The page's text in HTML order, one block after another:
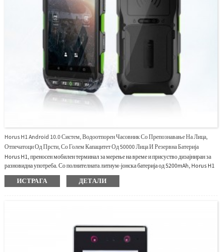
Horus H1 Android 10.0 Систем, Водоотпорен Часовник Со Препознавање На Лица,
Отпечатоци Од Прсти, Со Голем Капацитет Од 50000 Лица И Резервна Батерија
Horus H1, преносен мобилен терминал за мерење на време и присуство дизајниран за
разновидна употреба. Со полнителната литиум-јонска батерија од 5200mAh, Horus H1
може да работи 5 часа без повторно полнење. Исто така, батеријата со висок капацитет
обезбедува доволно енергија за да го поддржи Horus H1 за извршување на хибридни
ИСТРАГА ДЕТАЛИ